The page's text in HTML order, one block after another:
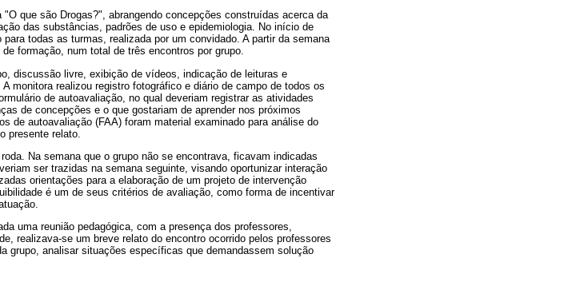
que são Drogas?", abrangendo concepções construídas acerca da
das substâncias, padrões de uso e epidemiologia. No início de
todas as turmas, realizada por um convidado. A partir da semana
formação, num total de três encontros por grupo.
discussão livre, exibição de vídeos, indicação de leituras e
monitora realizou registro fotográfico e diário de campo de todos os
de autoavaliação, no qual deveriam registrar as atividades
de concepções e o que gostariam de aprender nos próximos
de autoavaliação (FAA) foram material examinado para análise do
presente relato.
Na semana que o grupo não se encontrava, ficavam indicadas
ser trazidas na semana seguinte, visando oportunizar interação
orientações para a elaboração de um projeto de intervenção
é um de seus critérios de avaliação, como forma de incentivar
uma reunião pedagógica, com a presença dos professores,
realizava-se um breve relato do encontro ocorrido pelos professores
grupo, analisar situações específicas que demandassem solução